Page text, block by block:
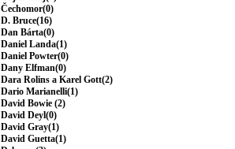
Čechomor(0)
D. Bruce(16)
Dan Bárta(0)
Daniel Landa(1)
Daniel Powter(0)
Dany Elfman(0)
Dara Rolins a Karel Gott(2)
Dario Marianelli(1)
David Bowie (2)
David Deyl(0)
David Gray(1)
David Guetta(1)